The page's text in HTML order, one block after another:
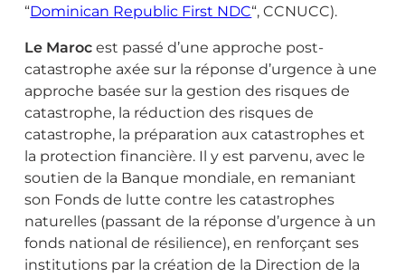
“Dominican Republic First NDC“, CCNUCC).
Le Marocest passé d’une approche post-
catastrophe axée sur la réponse d’urgence à une
approche basée sur la gestion des risques de
catastrophe, la réduction des risques de
catastrophe, la préparation aux catastrophes et
la protection financière. Il y est parvenu, avec le
soutien de la Banque mondiale, en remaniant
son Fonds de lutte contre les catastrophes
naturelles (passant de la réponse d’urgence à un
fonds national de résilience), en renforçant ses
institutions par la création de la Direction de la